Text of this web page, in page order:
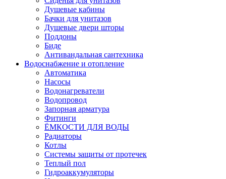
Душевые кабины
Бачки для унитазов
Душевые двери шторы
Поддоны
Биде
Антивандальная сантехника
Водоснабжение и отопление
Автоматика
Насосы
Водонагреватели
Водопровод
Запорная арматура
Фитинги
ЁМКОСТИ ДЛЯ ВОДЫ
Радиаторы
Котлы
Системы защиты от протечек
Теплый пол
Гидроаккумуляторы